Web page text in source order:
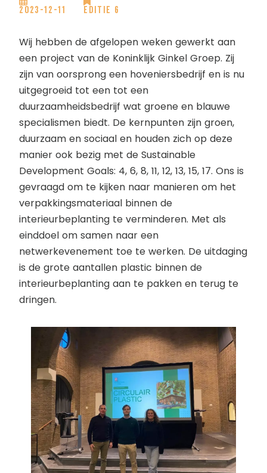
2023-12-11 Editie 6
Wij hebben de afgelopen weken gewerkt aan
een project van de Koninklijk Ginkel Groep. Zij
zijn van oorsprong een hoveniersbedrijf en is nu
uitgegroeid tot een tot een
duurzaamheidsbedrijf wat groene en blauwe
specialismen biedt. De kernpunten zijn groen,
duurzaam en sociaal en houden zich op deze
manier ook bezig met de Sustainable
Development Goals: 4, 6, 8, 11, 12, 13, 15, 17. Ons is
gevraagd om te kijken naar manieren om het
verpakkingsmateriaal binnen de
interieurbeplanting te verminderen. Met als
einddoel om samen naar een
netwerkevenement toe te werken. De uitdaging
is de grote aantallen plastic binnen de
interieurbeplanting aan te pakken en terug te
dringen.